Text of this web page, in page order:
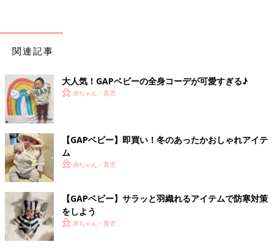
関連記事
大人気！GAPベビーの全身コーデが可愛すぎる♪
赤ちゃん・育児
【GAPベビー】即買い！冬のあったかおしゃれアイテ
ム
赤ちゃん・育児
【GAPベビー】サラッと羽織れるアイテムで防寒対策
をしよう
赤ちゃん・育児